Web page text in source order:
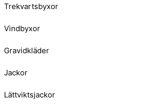
Trekvartsbyxor
Vindbyxor
Gravidkläder
Jackor
Lättviktsjackor